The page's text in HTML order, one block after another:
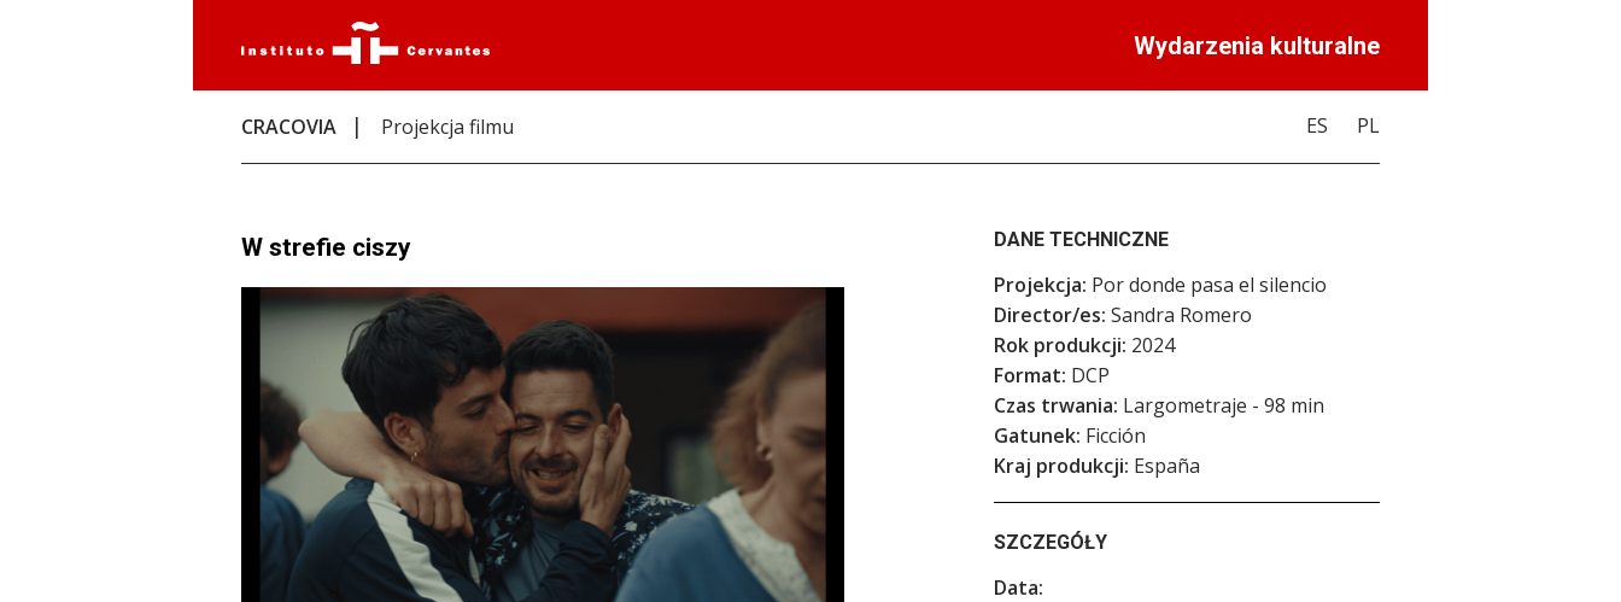
Wydarzenia kulturalne
CRACOVIA Projekcja filmu ES PL
W strefie ciszy DANE TECHNICZNE
Projekcja: Por donde pasa el silencio
Director/es: Sandra Romero
Rok produkcji: 2024
Format: DCP
Czas trwania: Largometraje - 98 min
Gatunek: Ficción
Kraj produkcji: España
SZCZEGÓŁY
Data: